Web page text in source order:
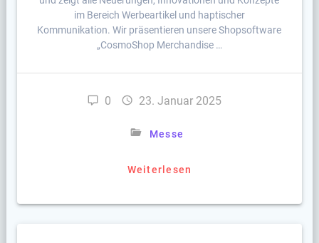
im Bereich Werbeartikel und haptischer
Kommunikation. Wir präsentieren unsere Shopsoftware
„CosmoShop Merchandise …
0 23. Januar 2025
Messe
Weiterlesen